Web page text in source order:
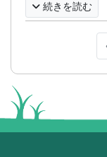
続きを読む